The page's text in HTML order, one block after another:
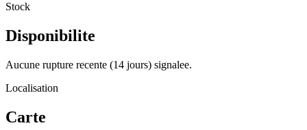
Stock
Disponibilite
Aucune rupture recente (14 jours) signalee.
Localisation
Carte